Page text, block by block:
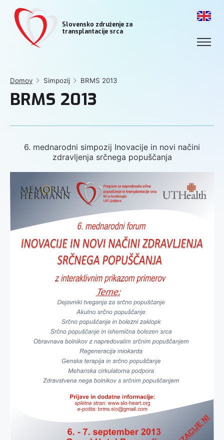
Slovensko združenje za
transplantacije srca
Domov Simpozij BRMS 2013
BRMS 2013
6. mednarodni simpozij Inovacije in novi načini
zdravljenja srčnega popuščanja